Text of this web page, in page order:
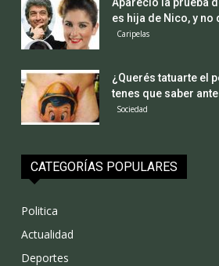
es hija de Nico, y no
Caripelas
¿Querés tatuarte el
tenes que saber
Sociedad
CATEGORÍAS POPULARES
Politica
Actualidad
Deportes